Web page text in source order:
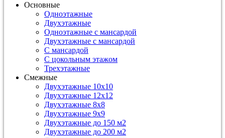
Основные
Одноэтажные
Двухэтажные
Одноэтажные с мансардой
Двухэтажные с мансардой
С мансардой
С цокольным этажом
Трехэтажные
Смежные
Двухэтажные 10х10
Двухэтажные 12х12
Двухэтажные 8х8
Двухэтажные 9х9
Двухэтажные до 150 м2
Двухэтажные до 200 м2